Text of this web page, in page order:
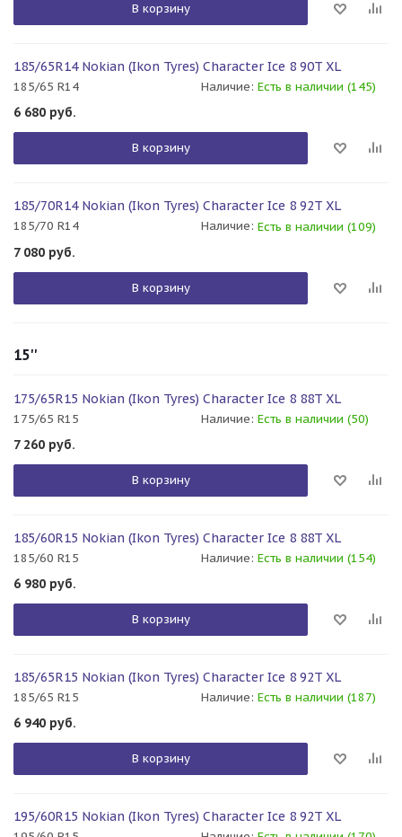
В корзину
185/65R14 Nokian (Ikon Tyres) Character Ice 8 90T XL
185/65 R14 Наличие: Есть в наличии (145)
6 680 руб.
В корзину
185/70R14 Nokian (Ikon Tyres) Character Ice 8 92T XL
185/70 R14 Наличие: Есть в наличии (109)
7 080 руб.
В корзину
15''
175/65R15 Nokian (Ikon Tyres) Character Ice 8 88T XL
175/65 R15 Наличие: Есть в наличии (50)
7 260 руб.
В корзину
185/60R15 Nokian (Ikon Tyres) Character Ice 8 88T XL
185/60 R15 Наличие: Есть в наличии (154)
6 980 руб.
В корзину
185/65R15 Nokian (Ikon Tyres) Character Ice 8 92T XL
185/65 R15 Наличие: Есть в наличии (187)
6 940 руб.
В корзину
195/60R15 Nokian (Ikon Tyres) Character Ice 8 92T XL